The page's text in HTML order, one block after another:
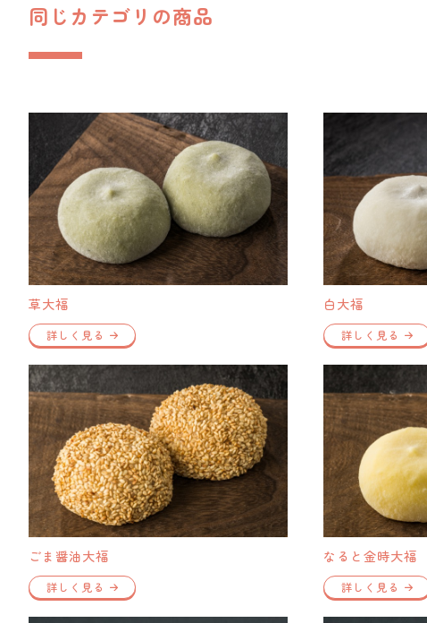
同じカテゴリの商品
草大福
詳しく見る
白大福
詳しく見る
ごま醤油大福
詳しく見る
なると金時大福
詳しく見る